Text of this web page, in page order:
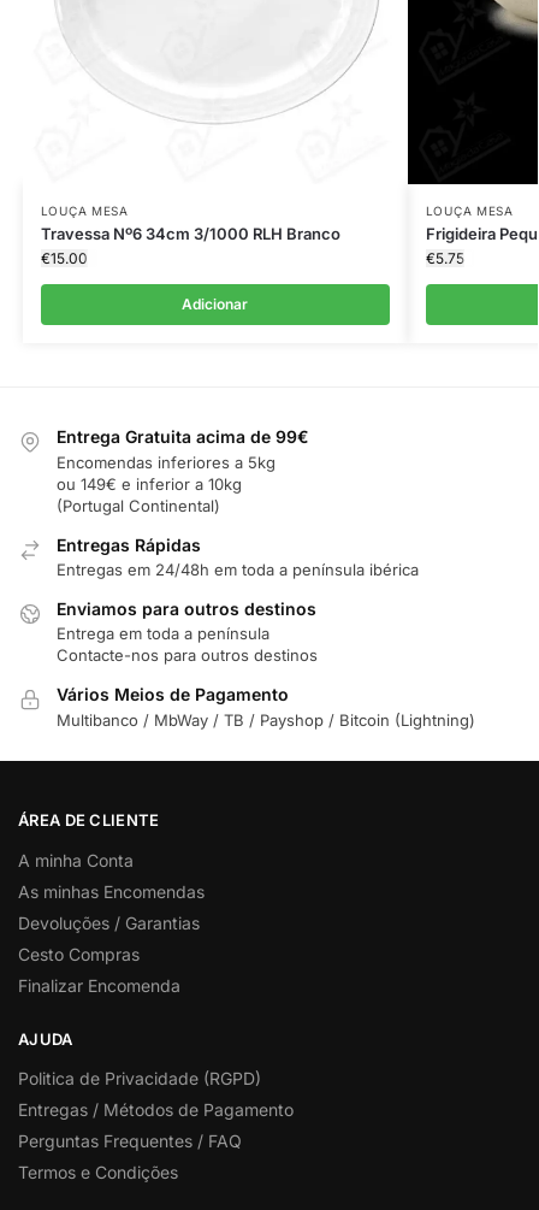
LOUÇA MESA
Travessa Nº6 34cm 3/1000 RLH Branco
€15.00
Adicionar
LOUÇA MESA
Frigideira
€5.75
Entrega Gratuita acima de 99€
Encomendas inferiores a 5kg
ou 149€ e inferior a 10kg
(Portugal Continental)
Entregas Rápidas
Entregas em 24/48h em toda a península ibérica
Enviamos para outros destinos
Entrega em toda a península
Contacte-nos para outros destinos
Vários Meios de Pagamento
Multibanco / MbWay / TB / Payshop / Bitcoin (Lightning)
ÁREA DE CLIENTE
A minha Conta
As minhas Encomendas
Devoluções / Garantias
Cesto Compras
Finalizar Encomenda
AJUDA
Politica de Privacidade (RGPD)
Entregas / Métodos de Pagamento
Perguntas Frequentes / FAQ
Termos e Condições